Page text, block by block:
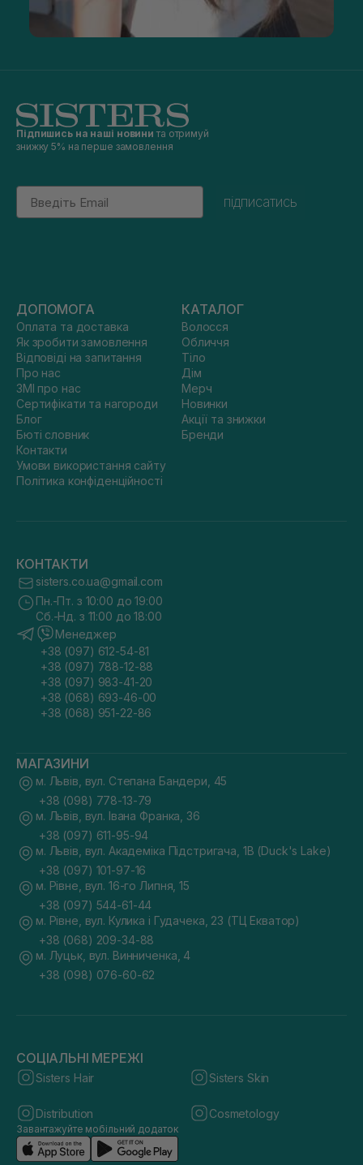
Підпишись на наші новини та отримуй
знижку 5% на перше замовлення
Email
підписатись
ДОПОМОГА
Оплата та доставка
Як зробити замовлення
Відповіді на запитання
Про нас
ЗМІ про нас
Сертифікати та нагороди
Блог
Бюті словник
Контакти
Умови використання сайту
Політика конфіденційності
КАТАЛОГ
Волосся
Обличчя
Тіло
Дім
Мерч
Новинки
Акції та знижки
Бренди
КОНТАКТИ
sisters.co.ua@gmail.com
Пн.-Пт. з 10:00 до 19:00
Сб.-Нд. з 11:00 до 18:00
Менеджер
+38 (097) 612-54-81
+38 (097) 788-12-88
+38 (097) 983-41-20
+38 (068) 693-46-00
+38 (068) 951-22-86
МАГАЗИНИ
м. Львів, вул. Степана Бандери, 45
+38 (098) 778-13-79
м. Львів, вул. Івана Франка, 36
+38 (097) 611-95-94
м. Львів, вул. Академіка Підстригача, 1В (Duck's Lake)
+38 (097) 101-97-16
м. Рівне, вул. 16-го Липня, 15
+38 (097) 544-61-44
м. Рівне, вул. Кулика і Гудачека, 23 (ТЦ Екватор)
+38 (068) 209-34-88
м. Луцьк, вул. Винниченка, 4
+38 (098) 076-60-62
СОЦІАЛЬНІ МЕРЕЖІ
Sisters Hair Sisters Skin
Distribution Cosmetology
Завантажуйте мобільний додаток